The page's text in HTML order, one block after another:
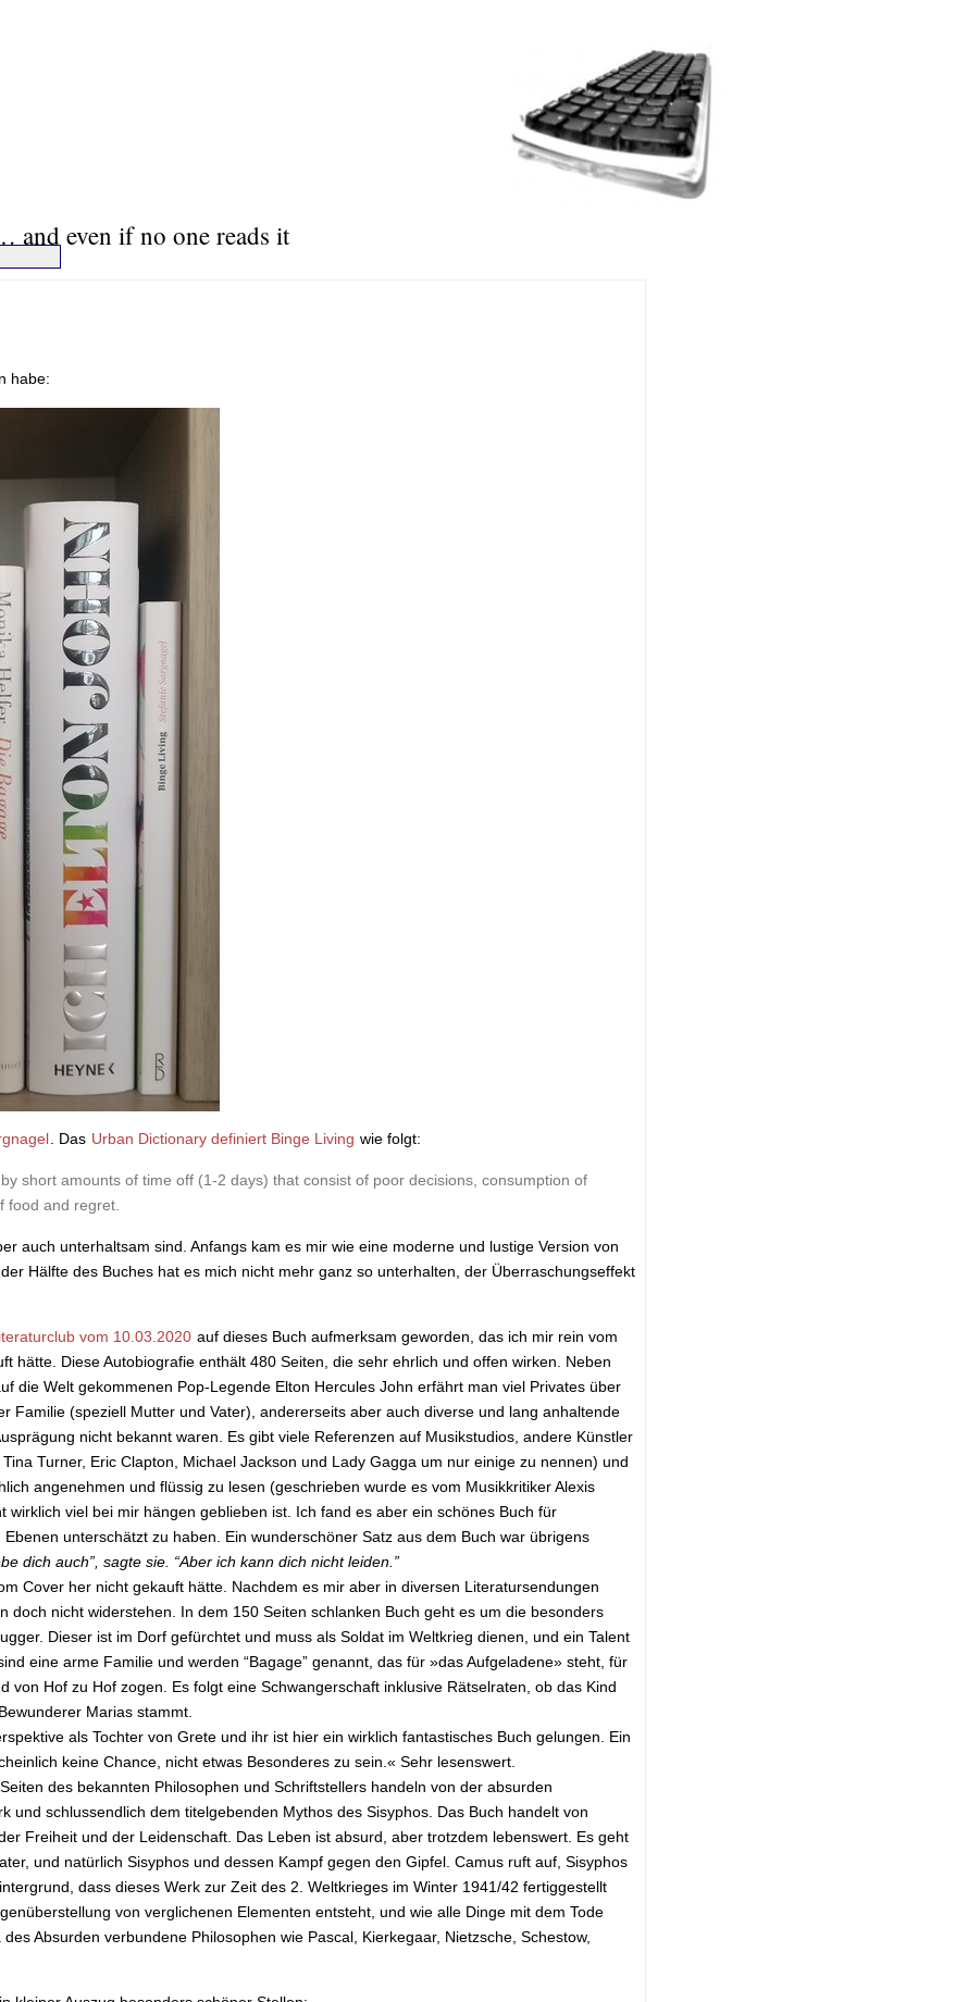
and even if no one reads it
habe:
. Das Urban Dictionary definiert Binge Living wie folgt:
short amounts of time off (1-2 days) that consist of poor decisions, consumption of
food and regret.
auch unterhaltsam sind. Anfangs kam es mir wie eine moderne und lustige Version von
Hälfte des Buches hat es mich nicht mehr ganz so unterhalten, der Überraschungseffekt
vom 10.03.2020 auf dieses Buch aufmerksam geworden, das ich mir rein vom
hätte. Diese Autobiografie enthält 480 Seiten, die sehr ehrlich und offen wirken. Neben
die Welt gekommenen Pop-Legende Elton Hercules John erfährt man viel Privates über
Familie (speziell Mutter und Vater), andererseits aber auch diverse und lang anhaltende
nicht bekannt waren. Es gibt viele Referenzen auf Musikstudios, andere Künstler
Turner, Eric Clapton, Michael Jackson und Lady Gagga um nur einige zu nennen) und
angenehmen und flüssig zu lesen (geschrieben wurde es vom Musikkritiker Alexis
viel bei mir hängen geblieben ist. Ich fand es aber ein schönes Buch für
unterschätzt zu haben. Ein wunderschöner Satz aus dem Buch war übrigens
dich auch”, sagte sie. “Aber ich kann dich nicht leiden.”
Cover her nicht gekauft hätte. Nachdem es mir aber in diversen Literatursendungen
doch nicht widerstehen. In dem 150 Seiten schlanken Buch geht es um die besonders
Dieser ist im Dorf gefürchtet und muss als Soldat im Weltkrieg dienen, und ein Talent
eine arme Familie und werden “Bagage” genannt, das für »das Aufgeladene» steht, für
von Hof zu Hof zogen. Es folgt eine Schwangerschaft inklusive Rätselraten, ob das Kind
Marias stammt.
als Tochter von Grete und ihr ist hier ein wirklich fantastisches Buch gelungen. Ein
keine Chance, nicht etwas Besonderes zu sein.« Sehr lesenswert.
Seiten des bekannten Philosophen und Schriftstellers handeln von der absurden
und schlussendlich dem titelgebenden Mythos des Sisyphos. Das Buch handelt von
der Freiheit und der Leidenschaft. Das Leben ist absurd, aber trotzdem lebenswert. Es geht
und natürlich Sisyphos und dessen Kampf gegen den Gipfel. Camus ruft auf, Sisyphos
dass dieses Werk zur Zeit des 2. Weltkrieges im Winter 1941/42 fertiggestellt
von verglichenen Elementen entsteht, und wie alle Dinge mit dem Tode
Absurden verbundene Philosophen wie Pascal, Kierkegaar, Nietzsche, Schestow,